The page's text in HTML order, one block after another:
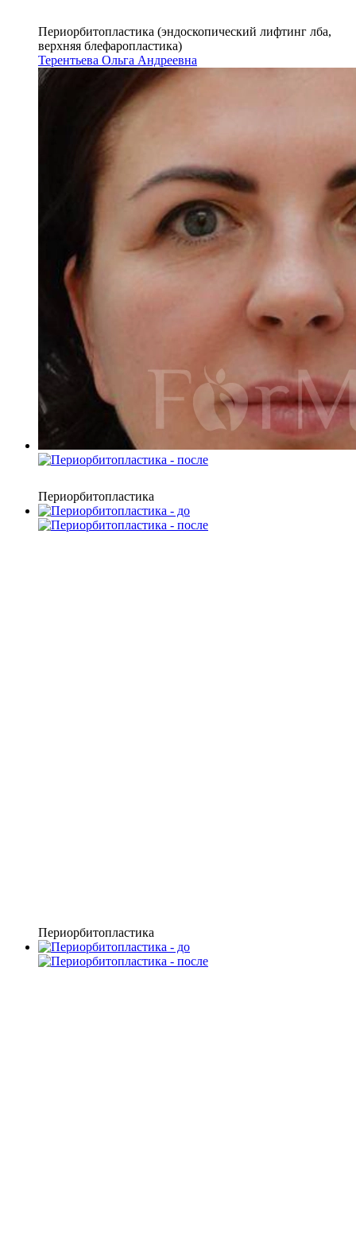
Периорбитопластика (эндоскопический лифтинг лба,
верхняя блефаропластика)
Терентьева Ольга Андреевна
Периорбитопластика
Периорбитопластика